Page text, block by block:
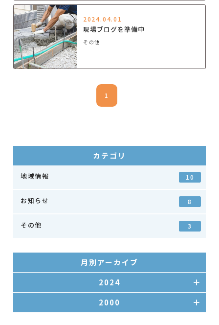
2024.04.01
現場ブログを準備中
その他
1
カテゴリ
地域情報 10
お知らせ 8
その他 3
月別アーカイブ
2024
2000